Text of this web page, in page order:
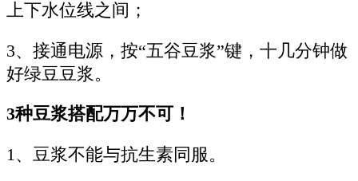
上下水位线之间；
3、接通电源，按“五谷豆浆”键，十几分钟做
好绿豆豆浆。
3种豆浆搭配万万不可！
1、豆浆不能与抗生素同服。